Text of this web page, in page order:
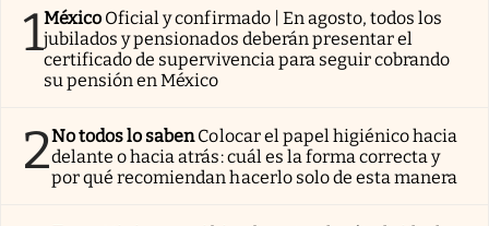
1México Oficial y confirmado | En agosto, todos los
jubilados y pensionados deberán presentar el
certificado de supervivencia para seguir cobrando
su pensión en México
2No todos lo sabenColocar el papel higiénico hacia
delante o hacia atrás: cuál es la forma correcta y
por qué recomiendan hacerlo solo de esta manera